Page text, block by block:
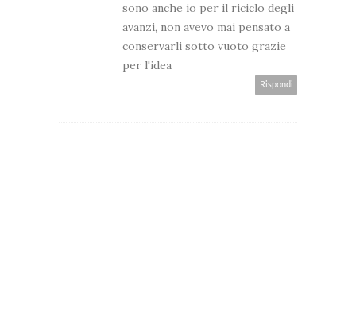
sono anche io per il riciclo degli
avanzi, non avevo mai pensato a
conservarli sotto vuoto grazie
per l'idea
Rispondi